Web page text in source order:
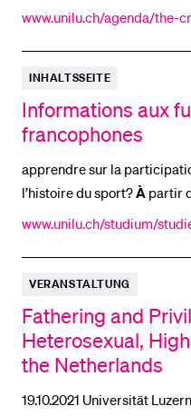
provoke mistrust ina way
longer [...] and replace it
practical action. Such
www.unilu.ch/agenda/the-
INHALTSSEITE
Informations aux
francophones
apprendre sur la
l’histoire du sport?À partir
distances
parcourir: toute
vivreàLucerne
bâtiment moderne,
www.unilu.ch/studium/
VERANSTALTUNG
Fathering and
Heterosexual,
the Netherlands
19.10.2021 Universität Luzern, Raum 3.B48 – Research,